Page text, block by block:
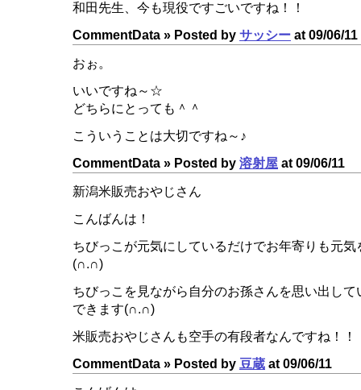
和田先生、今も現役ですごいですね！！
CommentData » Posted by サッシー at 09/06/11
おぉ。
いいですね～☆
どちらにとっても＾＾
こういうことは大切ですね～♪
CommentData » Posted by 溶射屋 at 09/06/11
新潟米販売おやじさん
こんばんは！
ちびっこが元気にしているだけでお年寄りも元
(∩.∩)
ちびっこを見ながら自分のお孫さんを思い出し
できます(∩.∩)
米販売おやじさんも空手の有段者なんですね！！
CommentData » Posted by 豆蔵 at 09/06/11